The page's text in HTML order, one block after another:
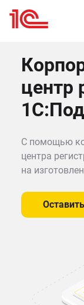
центр
С помощью
центра
на